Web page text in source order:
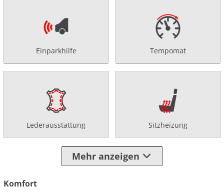
Einparkhilfe Tempomat
Lederausstattung Sitzheizung
Mehr anzeigen
Komfort